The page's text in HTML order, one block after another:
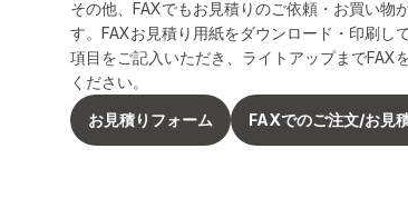
その他、FAXでもお見積りのご依頼・お買い物
す。FAXお見積り用紙をダウンロード・印刷し
項目をご記入いただき、ライトアップまでFAX
ください。
お見積りフォーム
FAXでのご注文/お見